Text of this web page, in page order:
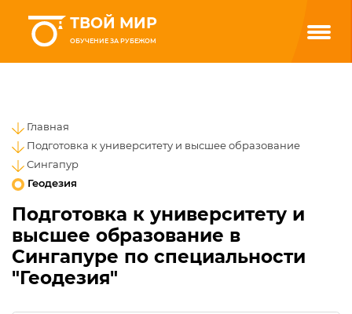
ТВОЙ МИР
ОБУЧЕНИЕ ЗА РУБЕЖОМ
Главная
Подготовка к университету и высшее образование
Сингапур
Геодезия
Подготовка к университету и
высшее образование в
Сингапуре по специальности
"Геодезия"